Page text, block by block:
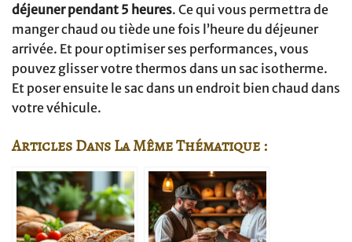
déjeuner pendant 5 heures. Ce qui vous permettra de
manger chaud ou tiède une fois l’heure du déjeuner
arrivée. Et pour optimiser ses performances, vous
pouvez glisser votre thermos dans un sac isotherme.
Et poser ensuite le sac dans un endroit bien chaud dans
votre véhicule.
Articles Dans La Même Thématique :